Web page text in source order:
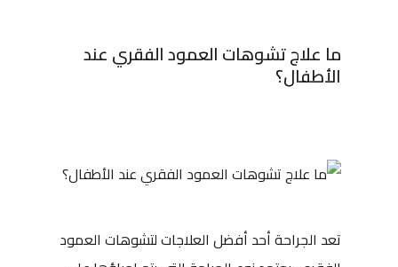
ما علاج تشوهات العمود الفقري عند
الأطفال؟
تعد الجراحة أحد أفضل العلاجات لتشوهات العمود